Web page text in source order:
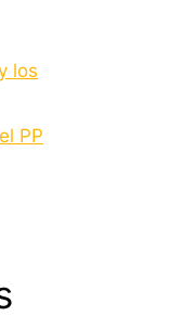
los
PP